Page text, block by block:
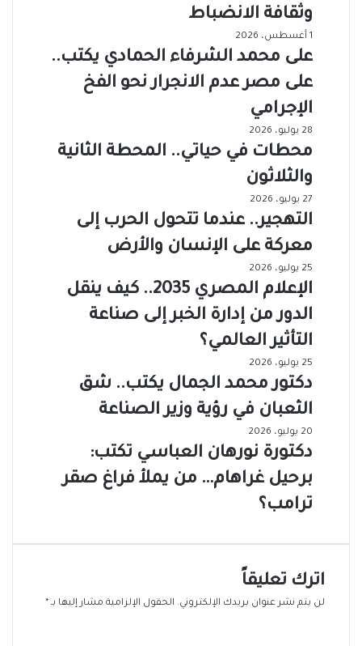
وثقافة الانضباط
1 أغسطس، 2026
على محمد الشرفاء الحمادي يكتب..
على مصر عدم الانجرار نحو الفخ
الإجرامي
28 يوليو، 2026
محطات في حياتي.. المحطة الثانية
والثلاثون
27 يوليو، 2026
التهجير.. عندما تتحول الحرب إلى
معركة على الإنسان والأرض
25 يوليو، 2026
الإعلام المصري 2035.. كيف ينقل
الدور من إدارة الخبر إلى صناعة
التأثير العالمي؟
25 يوليو، 2026
دكتور محمد الجمال يكتب.. شق
الثعبان في رؤية وزير الصناعة
20 يوليو، 2026
دكتورة نورهان العباسي تكتب:
برحيل غراهام… من يملأ فراغ صقر
ترامب؟
اترك تعليقاً
لن يتم نشر عنوان بريدك الإلكتروني. الحقول الإلزامية مشار إليها بـ *